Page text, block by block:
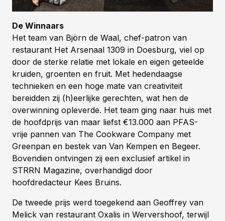
De Winnaars
Het team van Björn de Waal, chef-patron van
restaurant Het Arsenaal 1309 in Doesburg, viel op
door de sterke relatie met lokale en eigen geteelde
kruiden, groenten en fruit. Met hedendaagse
technieken en een hoge mate van creativiteit
bereidden zij (h)eerlijke gerechten, wat hen de
overwinning opleverde. Het team ging naar huis met
de hoofdprijs van maar liefst €13.000 aan PFAS-
vrije pannen van The Cookware Company met
Greenpan en bestek van Van Kempen en Begeer.
Bovendien ontvingen zij een exclusief artikel in
STRRN Magazine, overhandigd door
hoofdredacteur Kees Bruins.
De tweede prijs werd toegekend aan Geoffrey van
Melick van restaurant Oxalis in Wervershoof, terwijl